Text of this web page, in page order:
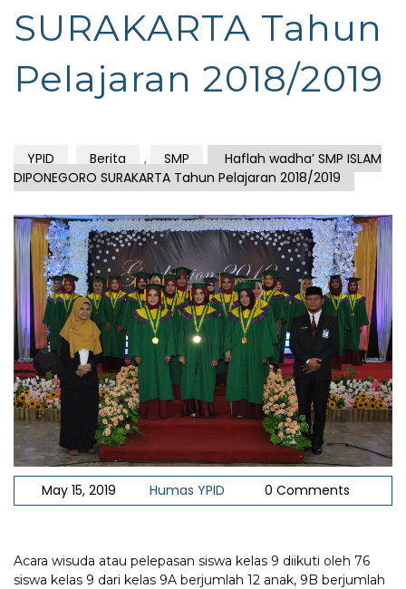
SURAKARTA Tahun
Pelajaran 2018/2019
YPID Berita , SMP
Haflah wadha’ SMP ISLAM
DIPONEGORO SURAKARTA Tahun Pelajaran 2018/2019
May 15, 2019 Humas YPID 0 Comments
Acara wisuda atau pelepasan siswa kelas 9 diikuti oleh 76
siswa kelas 9 dari kelas 9A berjumlah 12 anak, 9B berjumlah